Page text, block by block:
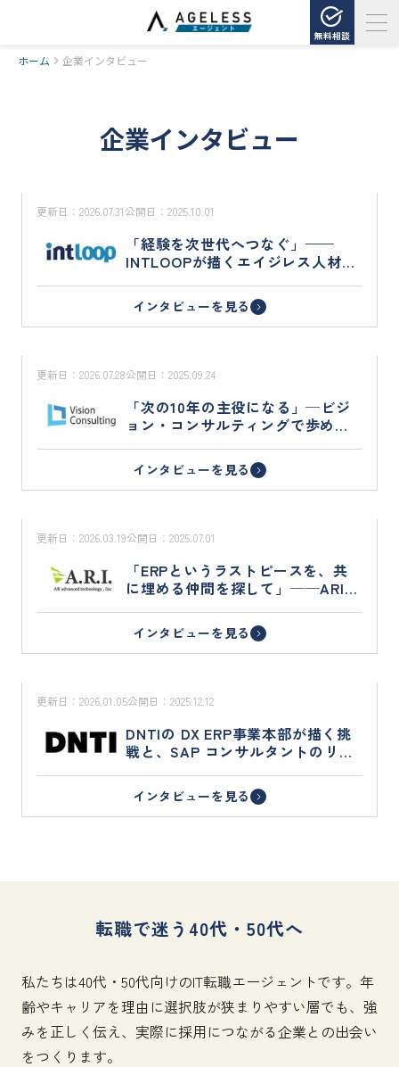
無料相談
ホーム 企業インタビュー
企業インタビュー
更新日： 2026.07.31公開日： 2025.10.01
「経験を次世代へつなぐ」——
INTLOOPが描くエイジレス人材戦
インタビューを見る
更新日： 2026.07.28公開日： 2025.09.24
「次の10年の主役になる」─ビジ
ョン・コンサルティングで歩める
インタビューを見る
更新日： 2026.03.19公開日： 2025.07.01
「ERPというラストピースを、共
に埋める仲間を探して」──ARIが
インタビューを見る
更新日： 2026.01.05公開日： 2025.12.12
DNTIの DX ERP事業本部が描く挑
戦と、SAP コンサルタントのリア
インタビューを見る
転職で迷う40代・50代へ
私たちは40代・50代向けのIT転職エージェントです。年
齢やキャリアを理由に選択肢が狭まりやすい層でも、強
みを正しく伝え、実際に採用につながる企業との出会い
をつくります。